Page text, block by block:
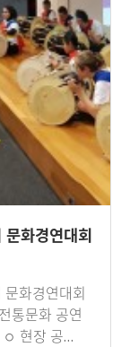
화경연대회
화경연대회
통문화 공연
◦ 현장 공…